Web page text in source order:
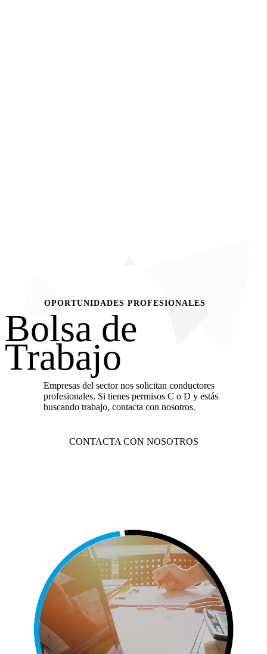
OPORTUNIDADES PROFESIONALES
Bolsa de
Trabajo
Empresas del sector nos solicitan conductores
profesionales. Si tienes permisos C o D y estás
buscando trabajo, contacta con nosotros.
CONTACTA CON NOSOTROS